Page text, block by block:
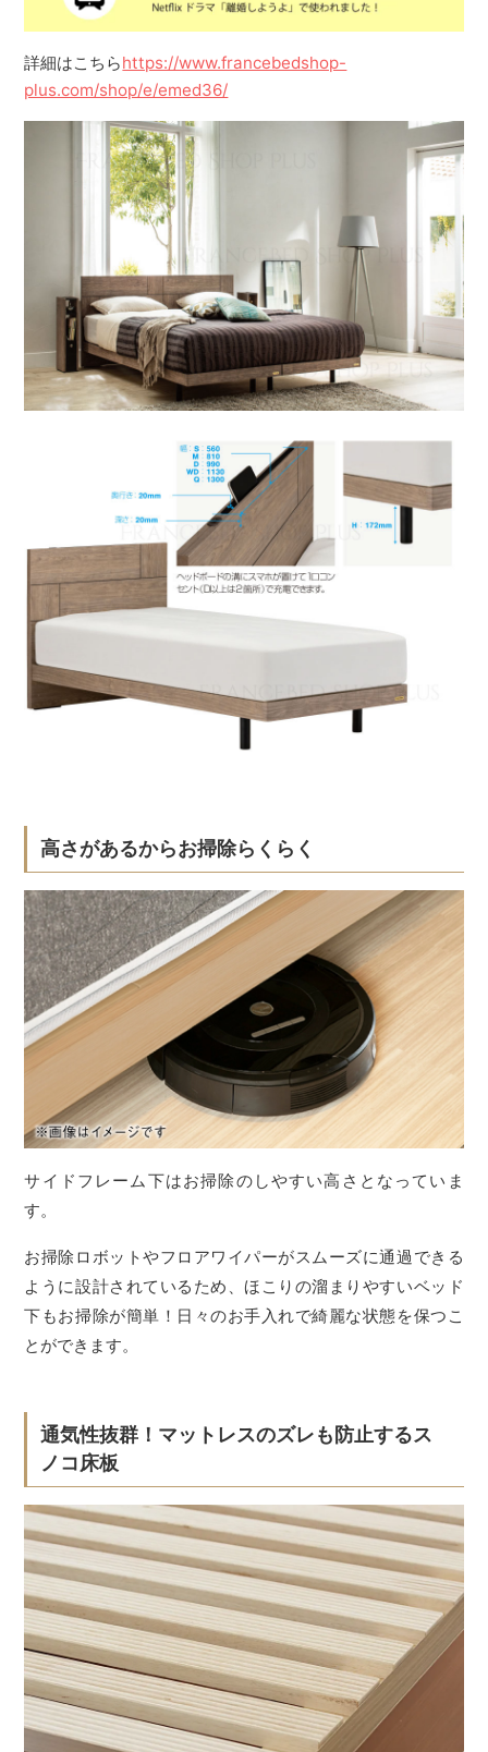
詳細はこちらhttps://www.francebedshop-
plus.com/shop/e/emed36/
高さがあるからお掃除らくらく
サイドフレーム下はお掃除のしやすい高さとなっていま
す。
お掃除ロボットやフロアワイパーがスムーズに通過できる
ように設計されているため、ほこりの溜まりやすいベッド
下もお掃除が簡単！日々のお手入れで綺麗な状態を保つこ
とができます。
通気性抜群！マットレスのズレも防止するス
ノコ床板